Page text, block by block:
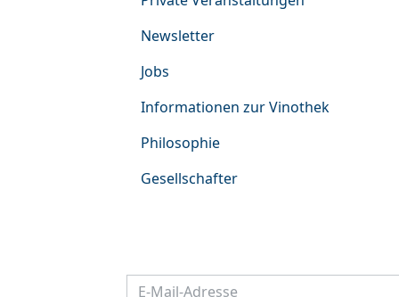
Newsletter
Jobs
Informationen zur Vinothek
Philosophie
Gesellschafter